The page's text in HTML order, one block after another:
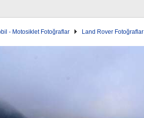
- Motosiklet Fotoğraflar Land Rover Fotoğraflar